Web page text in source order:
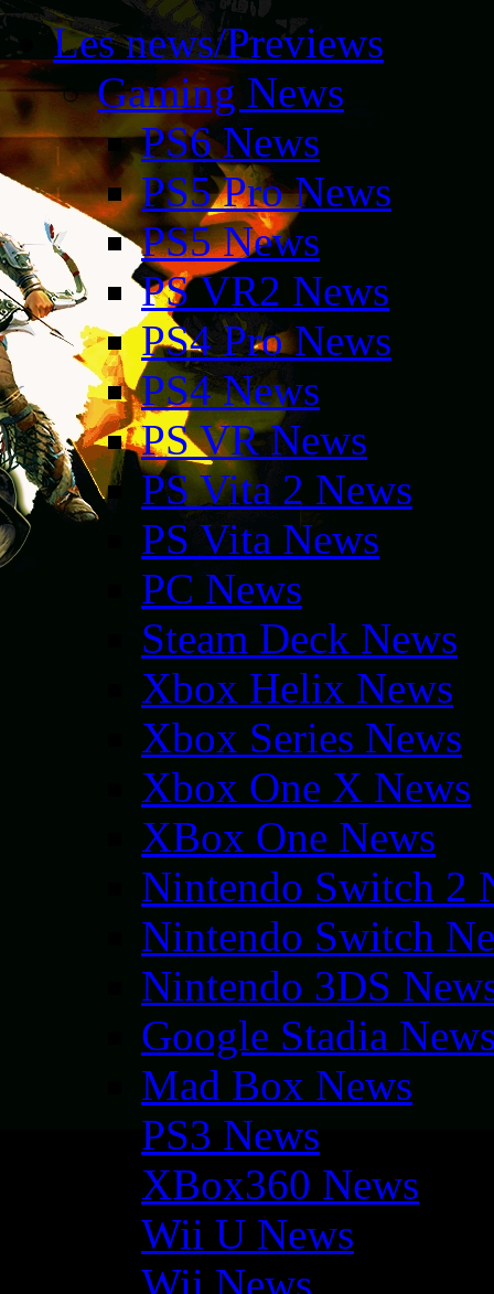
Les news/Previews
Gaming News
PS6 News
PS5 Pro News
PS5 News
PS VR2 News
PS4 Pro News
PS4 News
PS VR News
PS Vita 2 News
PS Vita News
PC News
Steam Deck News
Xbox Helix News
Xbox Series News
Xbox One X News
XBox One News
Nintendo Switch 2
Nintendo Switch
Nintendo 3DS
Google Stadia
Mad Box News
PS3 News
XBox360 News
Wii U News
Wii News